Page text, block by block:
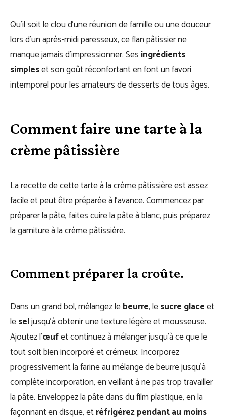
Qu’il soit le clou d’une réunion de famille ou une douceur
lors d’un après-midi paresseux, ce flan pâtissier ne
manque jamais d’impressionner. Ses ingrédients
simpleset son goût réconfortant en font un favori
intemporel pour les amateurs de desserts de tous âges.
Comment faire une tarte à la
crème pâtissière
La recette de cette tarte à la crème pâtissière est assez
facile et peut être préparée à l’avance. Commencez par
préparer la pâte, faites cuire la pâte à blanc, puis préparez
la garniture à la crème pâtissière.
Comment préparer la croûte.
Dans un grand bol, mélangez lebeurre, lesucre glaceet
leseljusqu’à obtenir une texture légère et mousseuse.
Ajoutez l’œufet continuez à mélanger jusqu’à ce que le
tout soit bien incorporé et crémeux. Incorporez
progressivement la farine au mélange de beurre jusqu’à
complète incorporation, en veillant à ne pas trop travailler
la pâte. Enveloppez la pâte dans du film plastique, en la
façonnant en disque, etréfrigérez pendant au moins